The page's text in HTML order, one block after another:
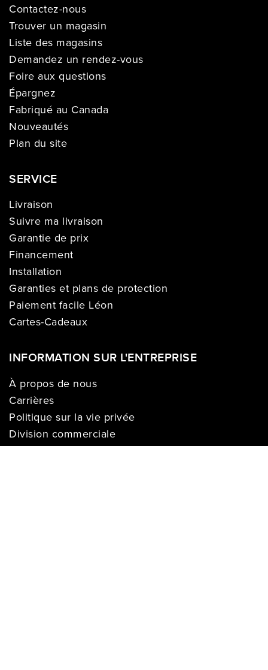
Contactez-nous
Trouver un magasin
Liste des magasins
Demandez un rendez-vous
Foire aux questions
Épargnez
Fabriqué au Canada
Nouveautés
Plan du site
SERVICE
Livraison
Suivre ma livraison
Garantie de prix
Financement
Installation
Garanties et plans de protection
Paiement facile Léon
Cartes-Cadeaux
INFORMATION SUR L'ENTREPRISE
À propos de nous
Carrières
Politique sur la vie privée
Division commerciale
Franchises